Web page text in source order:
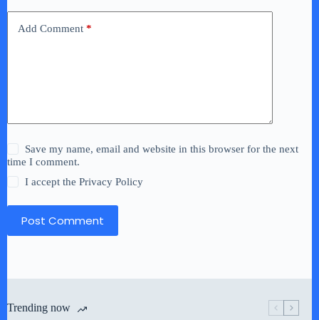
Add Comment *
Save my name, email and website in this browser for the next
time I comment.
I accept thePrivacy Policy
Post Comment
Trending now